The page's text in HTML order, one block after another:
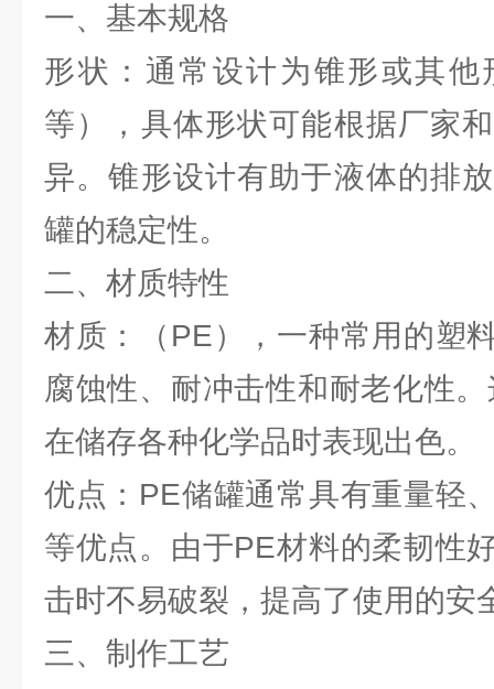
一、基本规格
形状：通常设计为锥形或其
等），具体形状可能根据厂家
异。锥形设计有助于液体的排
罐的稳定性。
二、材质特性
材质：（PE），一种常用的塑
腐蚀性、耐冲击性和耐老化性
在储存各种化学品时表现出色。
优点：PE储罐通常具有重量轻
等优点。由于PE材料的柔韧性
击时不易破裂，提高了使用的安
三、制作工艺